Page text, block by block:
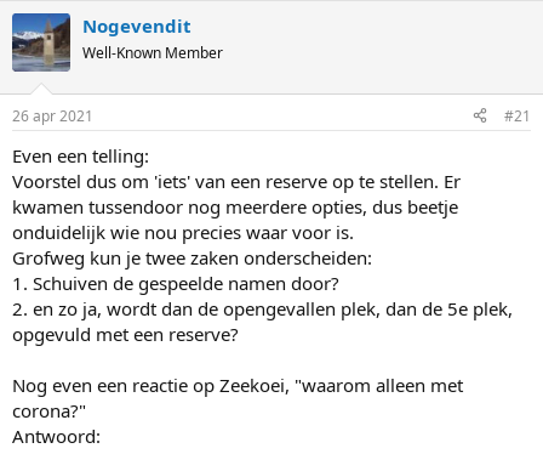
p
i
c
s
t
a
t
e
r
r
t
a
m
Nogevendit
Well-Known Member
26 apr 2021 #21
Even een telling:
Voorstel dus om 'iets' van een reserve op te stellen. Er
kwamen tussendoor nog meerdere opties, dus beetje
onduidelijk wie nou precies waar voor is.
Grofweg kun je twee zaken onderscheiden:
1. Schuiven de gespeelde namen door?
2. en zo ja, wordt dan de opengevallen plek, dan de 5e plek,
opgevuld met een reserve?
Nog even een reactie op Zeekoei, "waarom alleen met
corona?"
Antwoord: